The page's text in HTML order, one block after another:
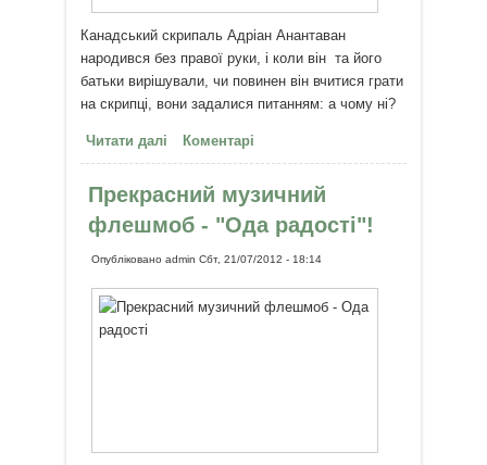
Канадський скрипаль Адріан Анантаван
народився без правої руки, і коли він та його
батьки вирішували, чи повинен він вчитися грати
на скрипці, вони задалися питанням: а чому ні?
Читати далі про Скрипаль без руки
Коментарі
Прекрасний музичний
флешмоб - "Ода радості"!
Опублікованоadmin Сбт, 21/07/2012 - 18:14